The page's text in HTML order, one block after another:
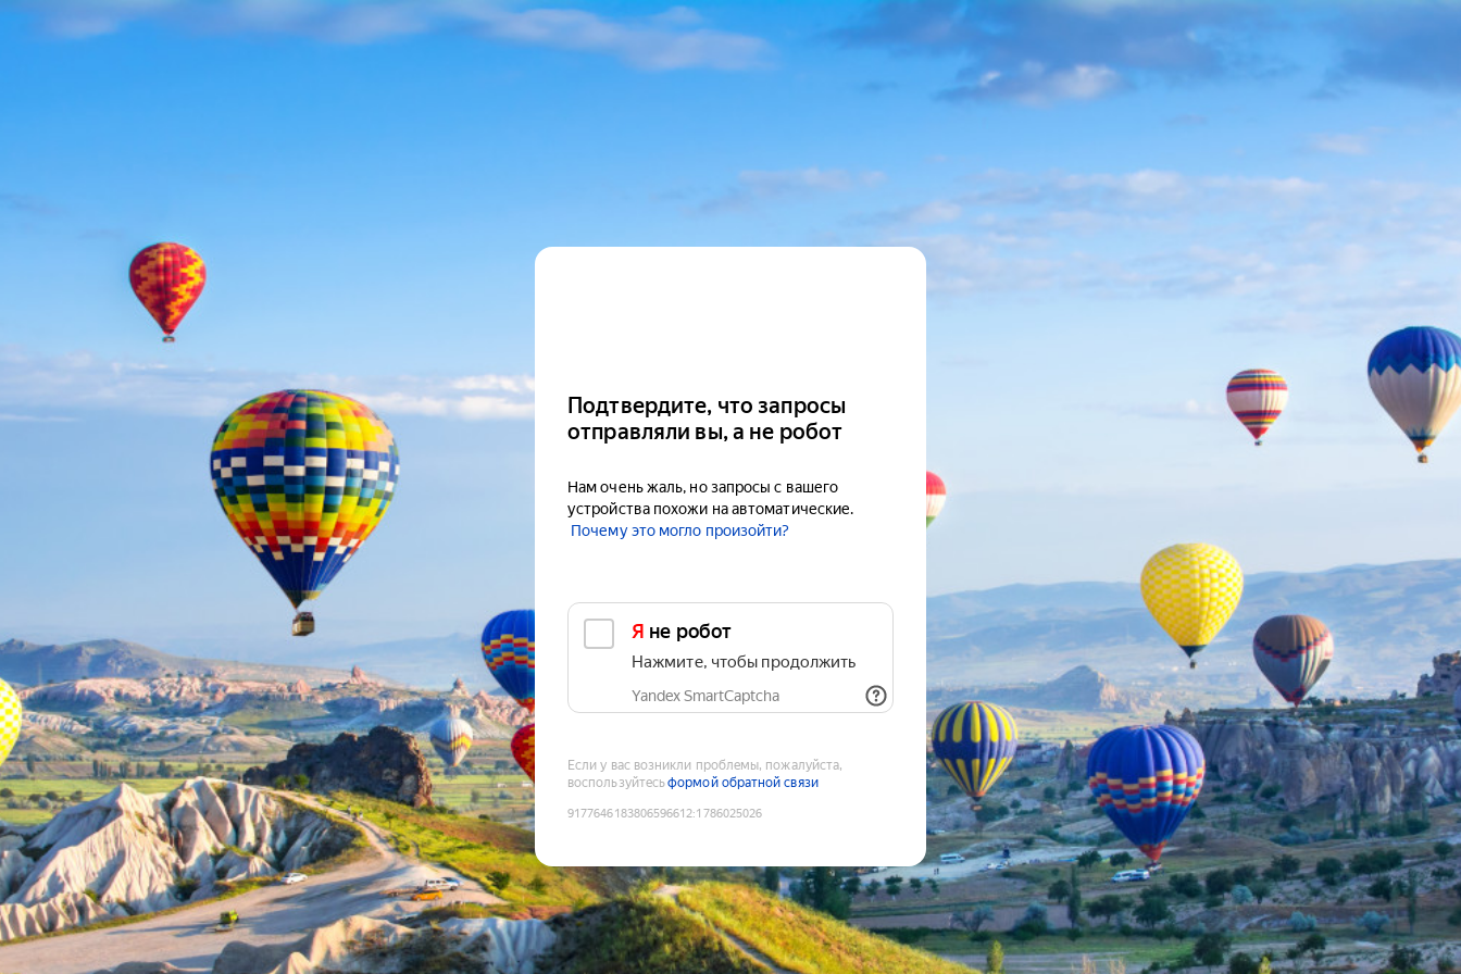
Подтвердите, что запросы
отправляли вы, а не робот
Нам очень жаль, но запросы с вашего
устройства похожи на автоматические.
Почему это могло произойти?
Я не робот
Нажмите, чтобы продолжить
Yandex SmartCaptcha
Если у вас возникли проблемы, пожалуйста,
воспользуйтесьформой обратной связи
9177646183806596612:1786025026